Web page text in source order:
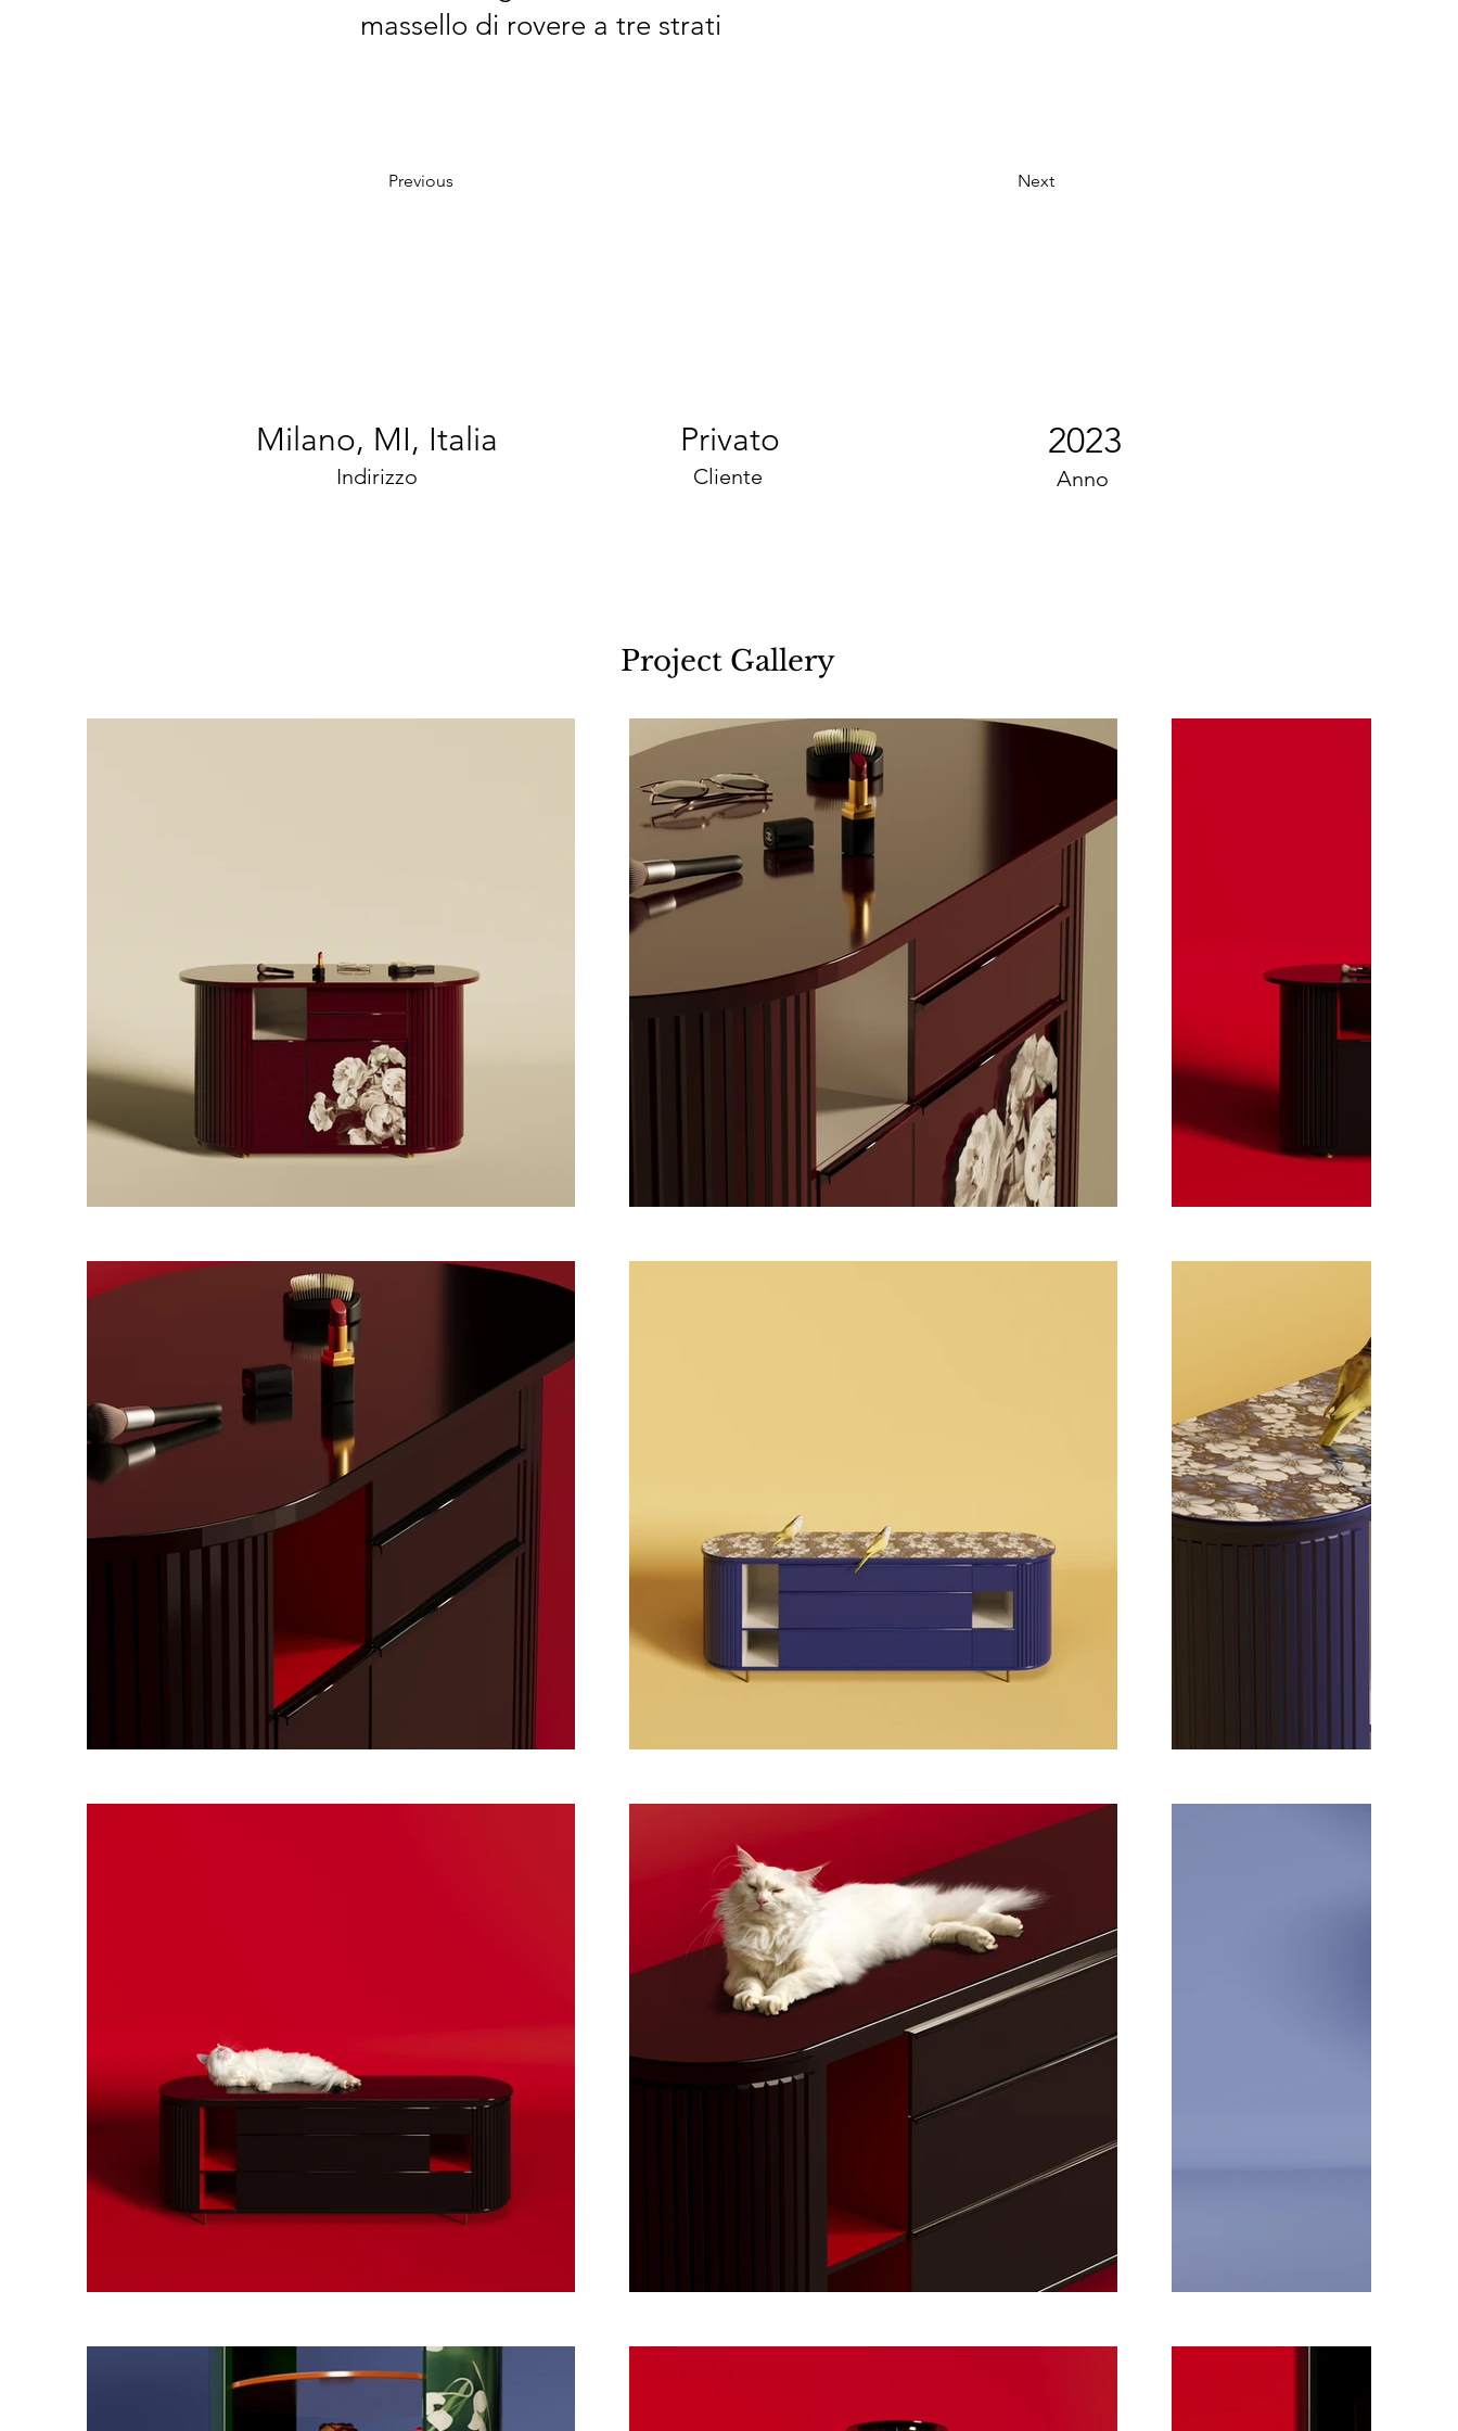
massello di rovere a tre strati
Previous Next
Milano, MI, Italia
Indirizzo
Privato
Cliente
2023
Anno
Project Gallery